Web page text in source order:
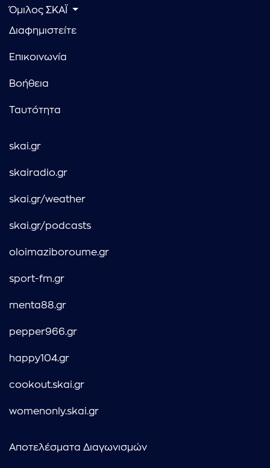
Όμιλος ΣΚΑΪ
Διαφημιστείτε
Επικοινωνία
Βοήθεια
Ταυτότητα
skai.gr
skairadio.gr
skai.gr/weather
skai.gr/podcasts
oloimaziboroume.gr
sport-fm.gr
menta88.gr
pepper966.gr
happy104.gr
cookout.skai.gr
womenonly.skai.gr
Αποτελέσματα Διαγωνισμών